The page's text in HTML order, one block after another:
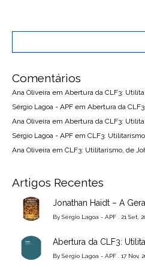
Comentários
Ana Oliveira em Abertura da CLF3:
Sérgio Lagoa - APF em Abertura da
Ana Oliveira em Abertura da CLF3:
Sérgio Lagoa - APF em CLF3:
Ana Oliveira em CLF3: Utilitarismo, de
Artigos Recentes
Jonathan Haidt – A
By Sérgio Lagoa - APF . 21 Set,
Abertura da CLF3:
By Sérgio Lagoa - APF . 17 Nov,